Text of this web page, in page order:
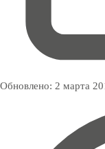
Обновлено: 2 марта